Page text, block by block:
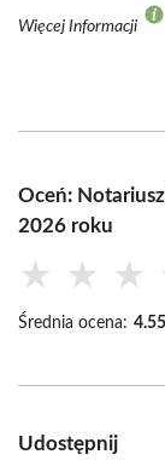
Więcej Informacji
Oceń:
2026 roku
★ ★ ★
Średnia ocena: 4.55
Udostępnij